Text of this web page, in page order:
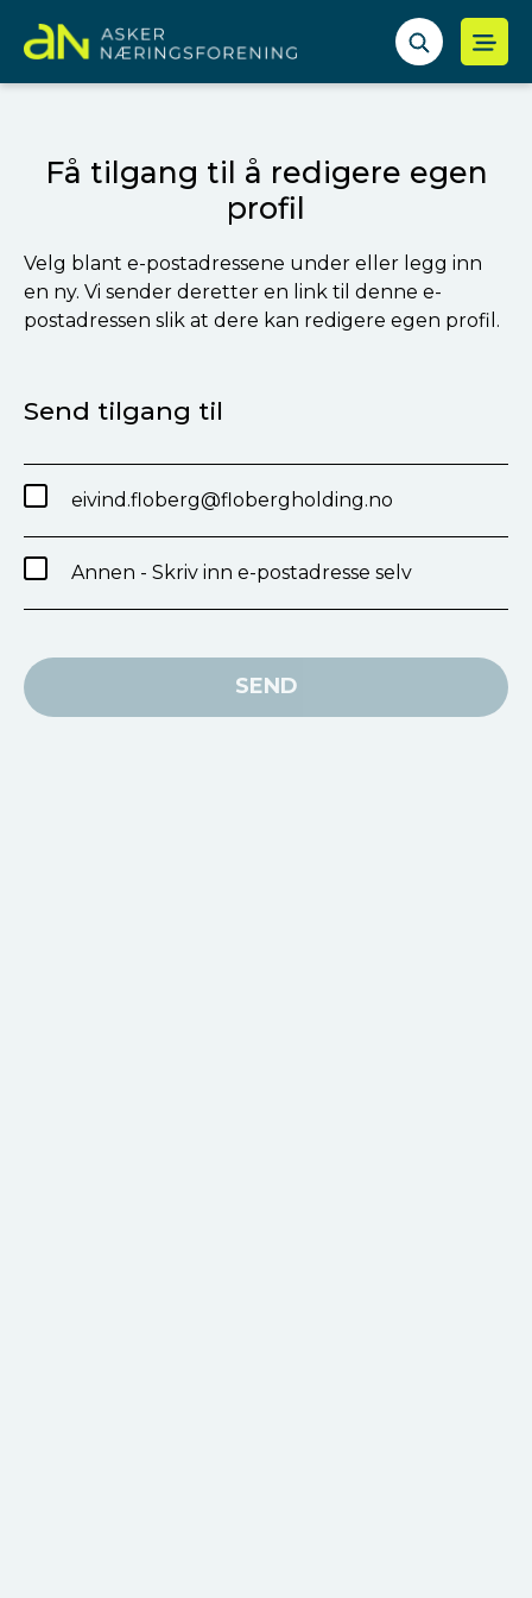
Få tilgang til å redigere egen
profil
Velg blant e-postadressene under eller legg inn
en ny. Vi sender deretter en link til denne e-
postadressen slik at dere kan redigere egen profil.
Send tilgang til
eivind.floberg@flobergholding.no
Annen - Skriv inn e-postadresse selv
SEND